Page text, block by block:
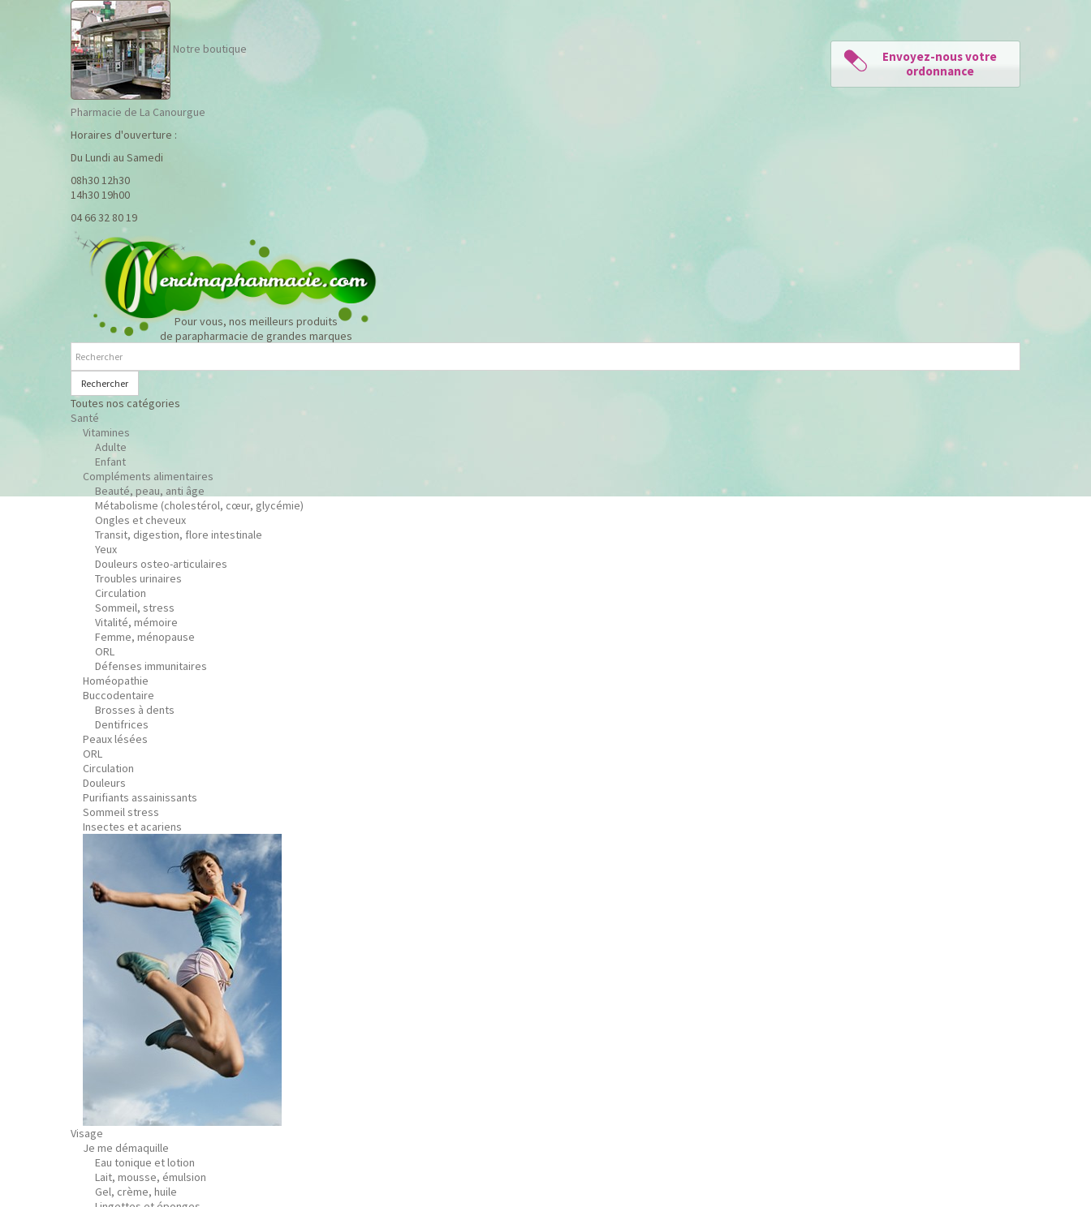
Notre boutique
Pharmacie de La Canourgue
Horaires d'ouverture :
Du Lundi au Samedi
08h30 12h30
14h30 19h00
04 66 32 80 19
Pour vous, nos meilleurs produits
de parapharmacie de grandes marques
Rechercher
Toutes nos catégories
Santé
Vitamines
Adulte
Enfant
Compléments alimentaires
Beauté, peau, anti âge
Métabolisme (cholestérol, cœur, glycémie)
Ongles et cheveux
Transit, digestion, flore intestinale
Yeux
Douleurs osteo-articulaires
Troubles urinaires
Circulation
Sommeil, stress
Vitalité, mémoire
Femme, ménopause
ORL
Défenses immunitaires
Homéopathie
Buccodentaire
Brosses à dents
Dentifrices
Peaux lésées
ORL
Circulation
Douleurs
Purifiants assainissants
Sommeil stress
Insectes et acariens
Visage
Je me démaquille
Eau tonique et lotion
Lait, mousse, émulsion
Gel, crème, huile
Envoyez-nous votre
ordonnance